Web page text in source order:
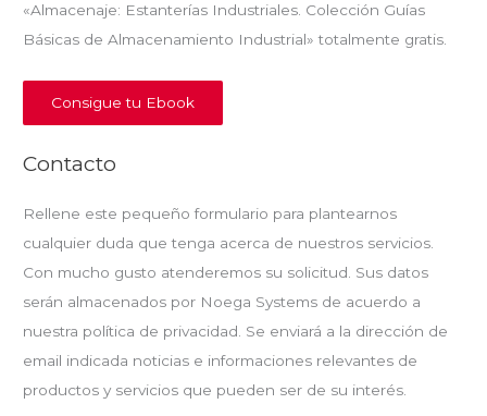
«Almacenaje: Estanterías Industriales. Colección Guías
Básicas de Almacenamiento Industrial» totalmente gratis.
Consigue tu Ebook
Contacto
Rellene este pequeño formulario para plantearnos
cualquier duda que tenga acerca de nuestros servicios.
Con mucho gusto atenderemos su solicitud. Sus datos
serán almacenados por Noega Systems de acuerdo a
nuestra política de privacidad. Se enviará a la dirección de
email indicada noticias e informaciones relevantes de
productos y servicios que pueden ser de su interés.